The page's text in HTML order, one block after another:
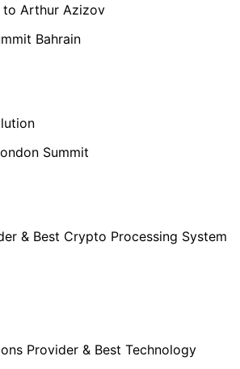
to Arthur Azizov
Bahrain
Summit
& Best Crypto Processing System
Provider & Best Technology